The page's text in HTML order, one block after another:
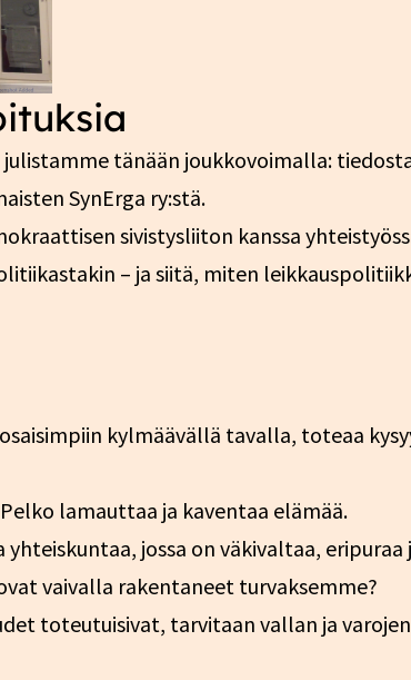
tänään joukkovoimalla:
SynErga ry:stä.
sivistysliiton kanssa
– ja siitä, miten
kylmäävällä tavalla, toteaa
lamauttaa ja kaventaa elämää.
jossa on väkivaltaa, eripuraa
vaivalla rakentaneet turvaksemme?
toteutuisivat, tarvitaan vallan ja